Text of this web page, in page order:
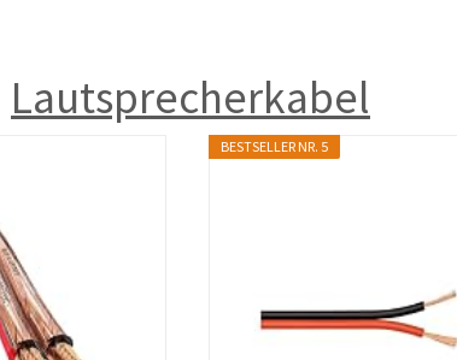
Lautsprecherkabel
BESTSELLER NR. 5